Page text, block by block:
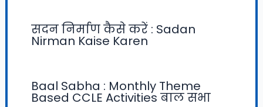
सदन निर्माण कैसे करें : Sadan
Nirman Kaise Karen
Baal Sabha : Monthly Theme
Based CCLE Activities बाल सभा